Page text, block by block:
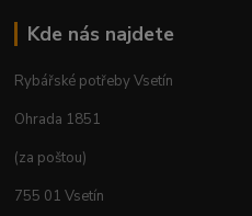
Kde nás najdete
Rybářské potřeby Vsetín
Ohrada 1851
(za poštou)
755 01 Vsetín